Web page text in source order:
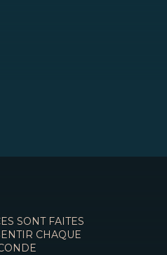
SONT FAITES
CHAQUE